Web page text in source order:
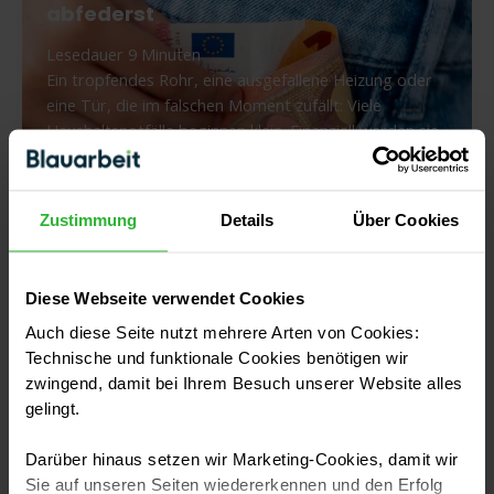
Zustimmung Details Über Cookies
Diese Webseite verwendet Cookies
Auch diese Seite nutzt mehrere Arten von Cookies:
Technische und funktionale Cookies benötigen wir
zwingend, damit bei Ihrem Besuch unserer Website alles
gelingt.
Darüber hinaus setzen wir Marketing-Cookies, damit wir
Sie auf unseren Seiten wiedererkennen und den Erfolg
wie
Handwerksbetriebe
mehr
Aufträge
erfolgreich
abschließen
können
abfederst
Lesedauer 9 Minuten
Ein tropfendes Rohr, eine ausgefallene Heizung oder
eine Tür, die im falschen Moment zufällt: Viele
Haushaltsnotfälle beginnen klein. Finanziell werden sie
aber oft genau dann belastend, wenn schnelle Hilfe
Reparatur,
Rechnung:
du
Haushaltsnotfälle
finanziell
abfederst
Mobiles Bezahlen im Handwerk:
Sinnvoll auf der Baustelle - oder
unnötiger Aufwand?
Der Auftrag ist erledigt, der Kunde zufrieden – und